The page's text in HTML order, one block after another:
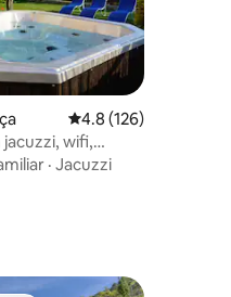
reseñas
Calificación
4.8 (126)
wifi,
· Jacuzzi